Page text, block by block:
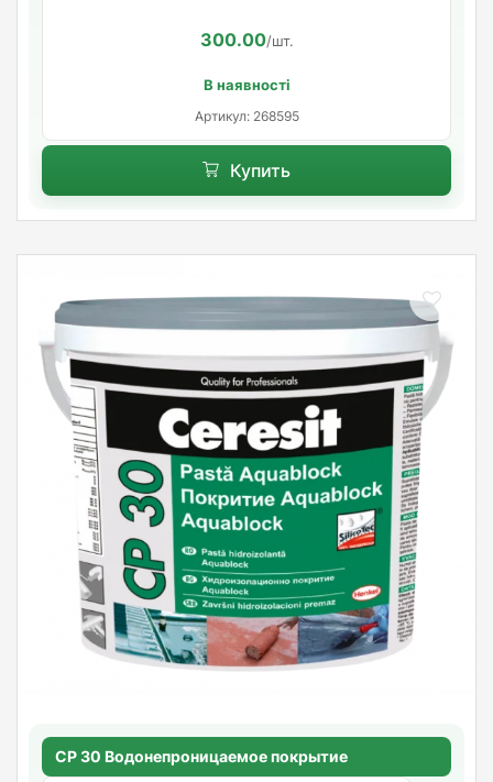
300.00/шт.
В наявності
Артикул: 268595
Купить
CP 30 Водонепроницаемое покрытие